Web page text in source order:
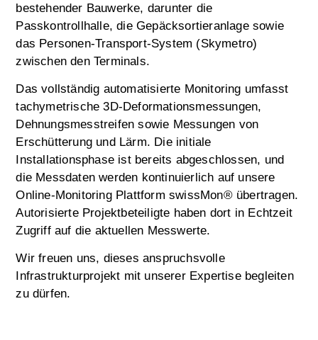
bestehender Bauwerke, darunter die
Passkontrollhalle, die Gepäcksortieranlage sowie
das Personen-Transport-System (Skymetro)
zwischen den Terminals.
Das vollständig automatisierte Monitoring umfasst
tachymetrische 3D-Deformationsmessungen,
Dehnungsmesstreifen sowie Messungen von
Erschütterung und Lärm. Die initiale
Installationsphase ist bereits abgeschlossen, und
die Messdaten werden kontinuierlich auf unsere
Online-Monitoring Plattform swissMon® übertragen.
Autorisierte Projektbeteiligte haben dort in Echtzeit
Zugriff auf die aktuellen Messwerte.
Wir freuen uns, dieses anspruchsvolle
Infrastrukturprojekt mit unserer Expertise begleiten
zu dürfen.